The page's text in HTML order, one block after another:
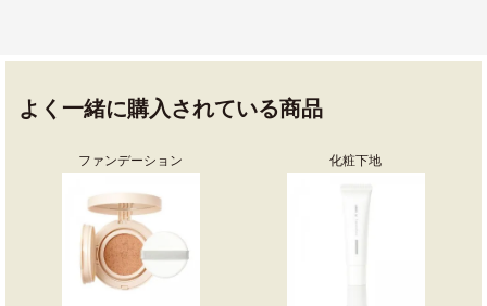
よく一緒に購入されている商品
ファンデーション 化粧下地